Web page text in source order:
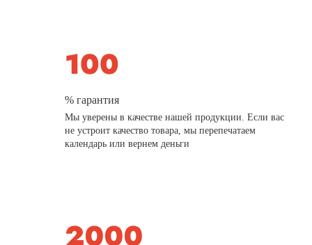
% гарантия
Мы уверены в качестве нашей продукции. Если вас
не устроит качество товара, мы перепечатаем
календарь или вернем деньги